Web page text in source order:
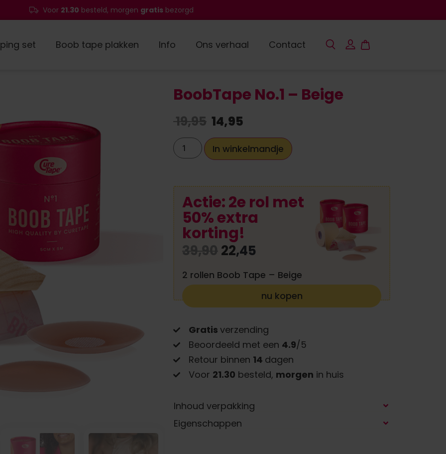
Voor 21.30 besteld, morgen gratis bezorgd
set Boob tape plakken Info Ons verhaal Contact
BoobTape No.1 – Beige
19,95 14,95
In winkelmandje
Actie: 2e rol met
50% extra
korting!
39,9022,45
2 rollen Boob Tape – Beige
nu kopen
Gratis verzending
Beoordeeld met een 4.9/5
Retour binnen 14 dagen
Voor 21.30 besteld, morgen in huis
Inhoud verpakking
Eigenschappen